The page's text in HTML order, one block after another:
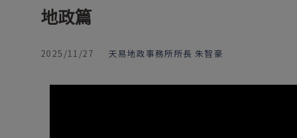
地政篇
2025/11/27 天易地政事務所所長 朱智豪